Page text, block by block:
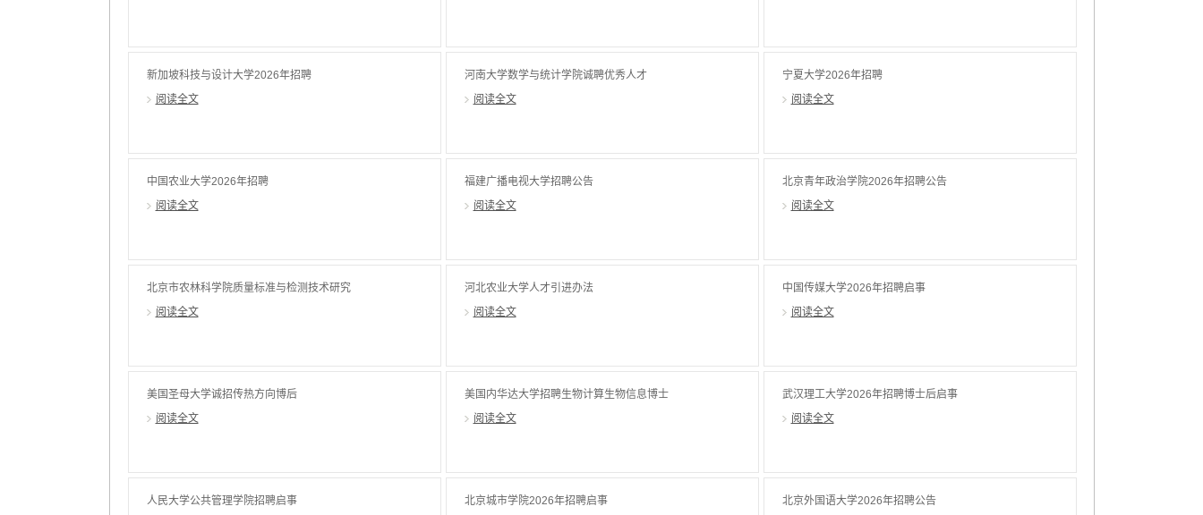
新加坡科技与设计大学2026年招聘
阅读全文
河南大学数学与统计学院诚聘优秀人才
阅读全文
宁夏大学2026年招聘
阅读全文
中国农业大学2026年招聘
阅读全文
福建广播电视大学招聘公告
阅读全文
北京青年政治学院2026年招聘公告
阅读全文
北京市农林科学院质量标准与检测技术研究
所招聘合同制科研助理/联培学生
阅读全文
河北农业大学人才引进办法
阅读全文
中国传媒大学2026年招聘启事
阅读全文
美国圣母大学诚招传热方向博后
阅读全文
美国内华达大学招聘生物计算生物信息博士
后阅读全文
武汉理工大学2026年招聘博士后启事
阅读全文
人民大学公共管理学院招聘启事
北京城市学院2026年招聘启事
北京外国语大学2026年招聘公告